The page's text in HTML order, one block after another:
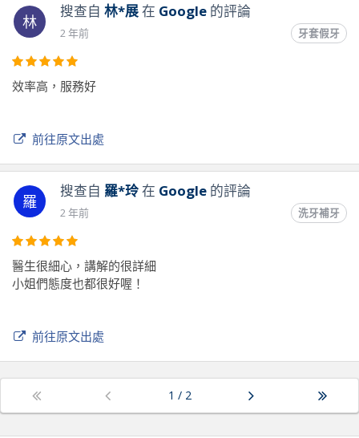
林
搜查自 林*展在 Google的評論
2 年前 牙套假牙
效率高，服務好
前往原文出處
羅
搜查自 羅*玲在 Google的評論
2 年前 洗牙補牙
醫生很細心，講解的很詳細
小姐們態度也都很好喔！
前往原文出處
1 / 2